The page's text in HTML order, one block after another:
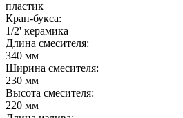
пластик
Кран-букса:
1/2' керамика
Длина смесителя:
340 мм
Ширина смесителя:
230 мм
Высота смесителя:
220 мм